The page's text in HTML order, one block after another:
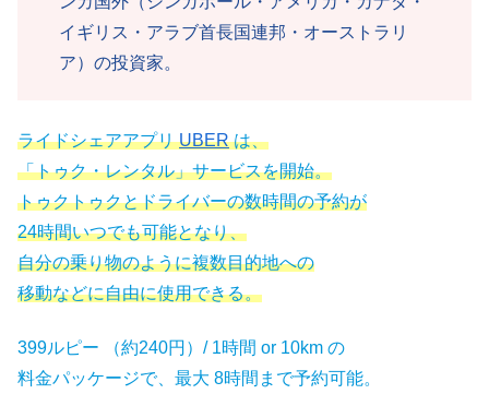
イギリス・アラブ首長国連邦・オーストラリ
ア）の投資家。
ライドシェアアプリUBERは、
「トゥク・レンタル」サービスを開始。
トゥクトゥクとドライバーの数時間の予約が
24時間いつでも可能となり、
自分の乗り物のように複数目的地への
移動などに自由に使用できる。
399ルピー （約240円）/ 1時間 or 10km の
料金パッケージで、最大 8時間まで予約可能。